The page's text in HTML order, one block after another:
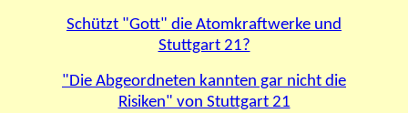
Schützt "Gott" die Atomkraftwerke und
Stuttgart 21?
"Die Abgeordneten kannten gar nicht die
Risiken" von Stuttgart 21